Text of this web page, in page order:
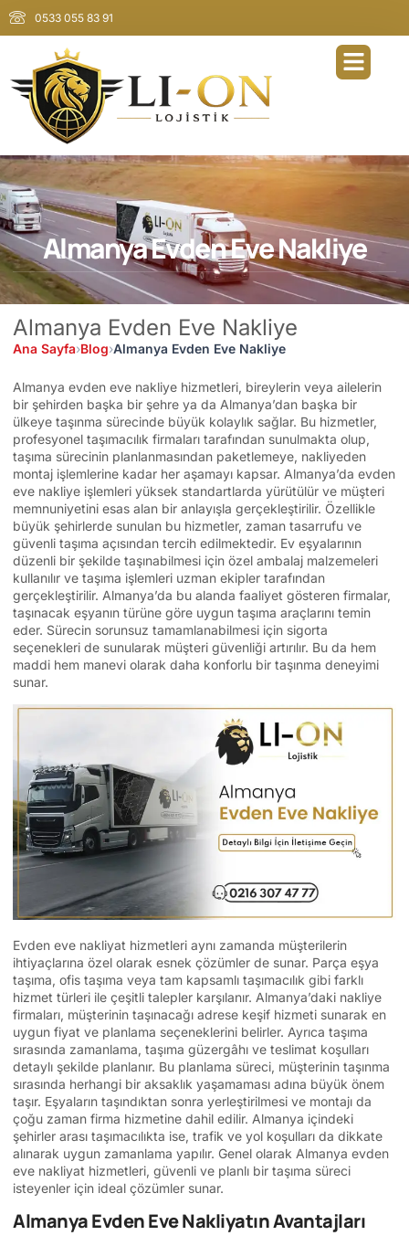
0533 055 83 91
Almanya Evden Eve Nakliye
Almanya Evden Eve Nakliye
Ana Sayfa›Blog›Almanya Evden Eve Nakliye
Almanya evden eve nakliye hizmetleri, bireylerin veya ailelerin
bir şehirden başka bir şehre ya da Almanya’dan başka bir
ülkeye taşınma sürecinde büyük kolaylık sağlar. Bu hizmetler,
profesyonel taşımacılık firmaları tarafından sunulmakta olup,
taşıma sürecinin planlanmasından paketlemeye, nakliyeden
montaj işlemlerine kadar her aşamayı kapsar. Almanya’da evden
eve nakliye işlemleri yüksek standartlarda yürütülür ve müşteri
memnuniyetini esas alan bir anlayışla gerçekleştirilir. Özellikle
büyük şehirlerde sunulan bu hizmetler, zaman tasarrufu ve
güvenli taşıma açısından tercih edilmektedir. Ev eşyalarının
düzenli bir şekilde taşınabilmesi için özel ambalaj malzemeleri
kullanılır ve taşıma işlemleri uzman ekipler tarafından
gerçekleştirilir. Almanya’da bu alanda faaliyet gösteren firmalar,
taşınacak eşyanın türüne göre uygun taşıma araçlarını temin
eder. Sürecin sorunsuz tamamlanabilmesi için sigorta
seçenekleri de sunularak müşteri güvenliği artırılır. Bu da hem
maddi hem manevi olarak daha konforlu bir taşınma deneyimi
sunar.
Evden eve nakliyat hizmetleri aynı zamanda müşterilerin
ihtiyaçlarına özel olarak esnek çözümler de sunar. Parça eşya
taşıma, ofis taşıma veya tam kapsamlı taşımacılık gibi farklı
hizmet türleri ile çeşitli talepler karşılanır. Almanya’daki nakliye
firmaları, müşterinin taşınacağı adrese keşif hizmeti sunarak en
uygun fiyat ve planlama seçeneklerini belirler. Ayrıca taşıma
sırasında zamanlama, taşıma güzergâhı ve teslimat koşulları
detaylı şekilde planlanır. Bu planlama süreci, müşterinin taşınma
sırasında herhangi bir aksaklık yaşamaması adına büyük önem
taşır. Eşyaların taşındıktan sonra yerleştirilmesi ve montajı da
çoğu zaman firma hizmetine dahil edilir. Almanya içindeki
şehirler arası taşımacılıkta ise, trafik ve yol koşulları da dikkate
alınarak uygun zamanlama yapılır. Genel olarak Almanya evden
eve nakliyat hizmetleri, güvenli ve planlı bir taşıma süreci
isteyenler için ideal çözümler sunar.
Almanya Evden Eve Nakliyatın Avantajları